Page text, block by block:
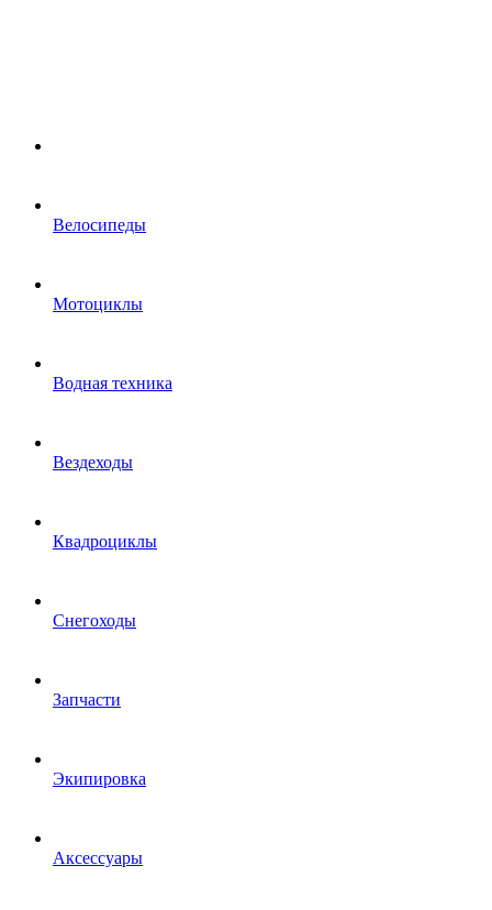
Велосипеды
Мотоциклы
Водная техника
Вездеходы
Квадроциклы
Снегоходы
Запчасти
Экипировка
Аксессуары